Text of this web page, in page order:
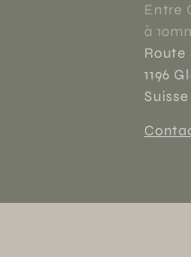
Entre
à
Route
1196
Suisse